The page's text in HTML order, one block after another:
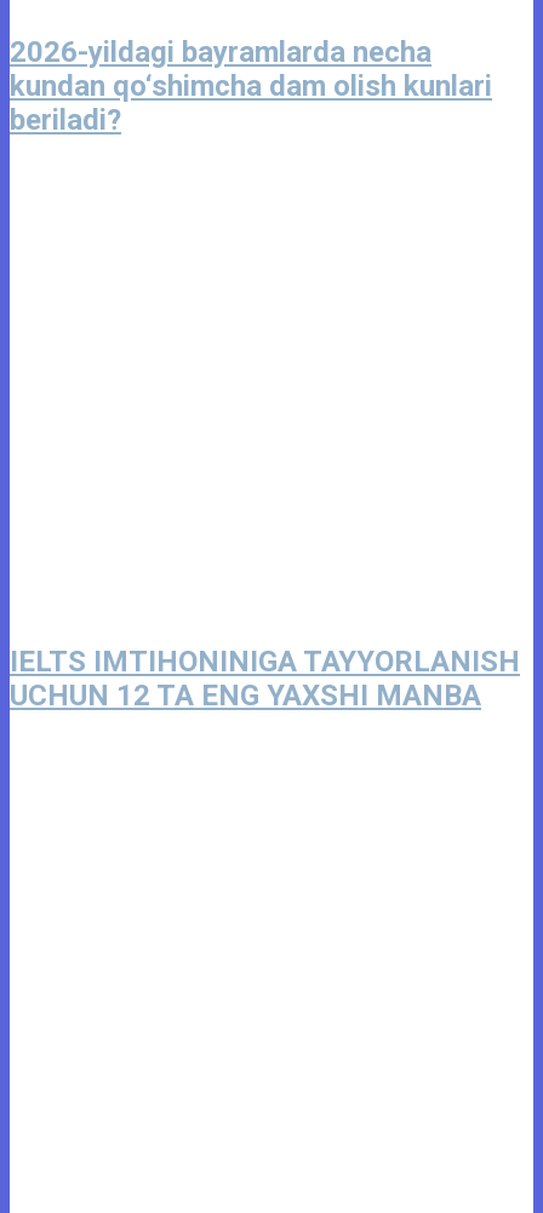
2026-yildagi bayramlarda necha
kundan qo‘shimcha dam olish kunlari
beriladi?
IELTS IMTIHONINIGA TAYYORLANISH
UCHUN 12 TA ENG YAXSHI MANBA